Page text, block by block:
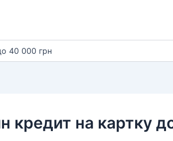
40 000 грн
кредит на картку